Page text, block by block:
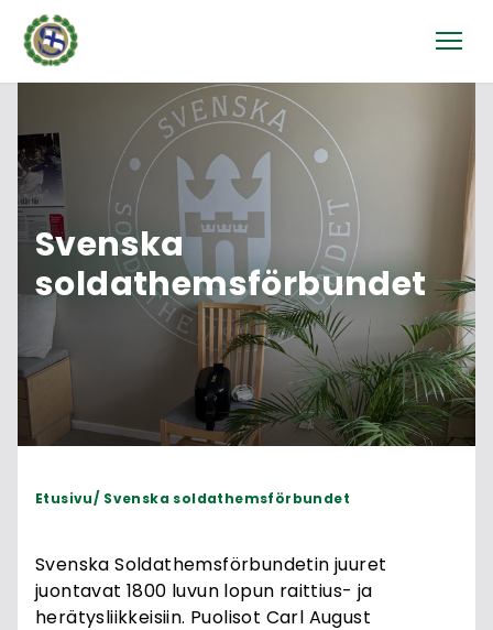
Svenska
soldathemsförbundet
Etusivu Svenska soldathemsförbundet
Svenska Soldathemsförbundetin juuret
juontavat 1800 luvun lopun raittius- ja
herätysliikkeisiin. Puolisot Carl August